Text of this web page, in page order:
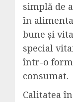
simplă de
în
bune și
special
într-o
consumat.
Calitatea